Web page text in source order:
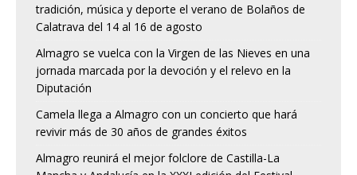
tradición, música y deporte el verano de Bolaños de
Calatrava del 14 al 16 de agosto
Almagro se vuelca con la Virgen de las Nieves en una
jornada marcada por la devoción y el relevo en la
Diputación
Camela llega a Almagro con un concierto que hará
revivir más de 30 años de grandes éxitos
Almagro reunirá el mejor folclore de Castilla-La